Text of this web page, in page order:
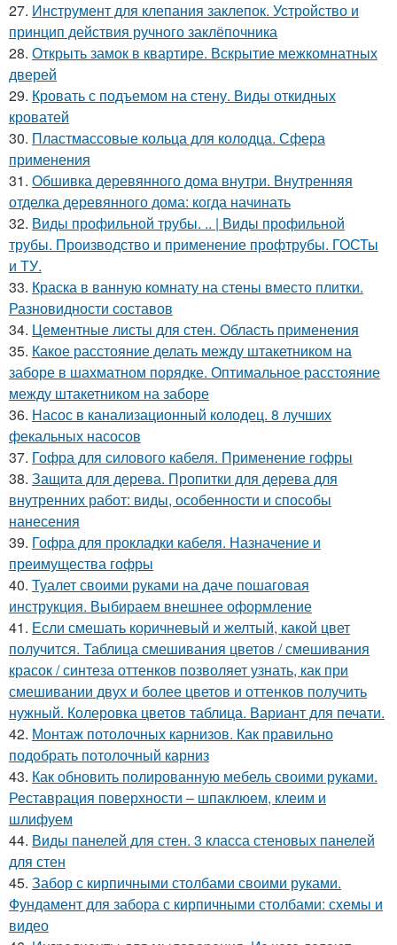
27. Инструмент для клепания заклепок. Устройство и
принцип действия ручного заклёпочника
28. Открыть замок в квартире. Вскрытие межкомнатных
дверей
29. Кровать с подъемом на стену. Виды откидных
кроватей
30. Пластмассовые кольца для колодца. Сфера
применения
31. Обшивка деревянного дома внутри. Внутренняя
отделка деревянного дома: когда начинать
32. Виды профильной трубы. .. | Виды профильной
трубы. Производство и применение профтрубы. ГОСТы
и ТУ.
33. Краска в ванную комнату на стены вместо плитки.
Разновидности составов
34. Цементные листы для стен. Область применения
35. Какое расстояние делать между штакетником на
заборе в шахматном порядке. Оптимальное расстояние
между штакетником на заборе
36. Насос в канализационный колодец. 8 лучших
фекальных насосов
37. Гофра для силового кабеля. Применение гофры
38. Защита для дерева. Пропитки для дерева для
внутренних работ: виды, особенности и способы
нанесения
39. Гофра для прокладки кабеля. Назначение и
преимущества гофры
40. Туалет своими руками на даче пошаговая
инструкция. Выбираем внешнее оформление
41. Если смешать коричневый и желтый, какой цвет
получится. Таблица смешивания цветов / смешивания
красок / синтеза оттенков позволяет узнать, как при
смешивании двух и более цветов и оттенков получить
нужный. Колеровка цветов таблица. Вариант для печати.
42. Монтаж потолочных карнизов. Как правильно
подобрать потолочный карниз
43. Как обновить полированную мебель своими руками.
Реставрация поверхности – шпаклюем, клеим и
шлифуем
44. Виды панелей для стен. 3 класса стеновых панелей
для стен
45. Забор с кирпичными столбами своими руками.
Фундамент для забора с кирпичными столбами: схемы и
видео